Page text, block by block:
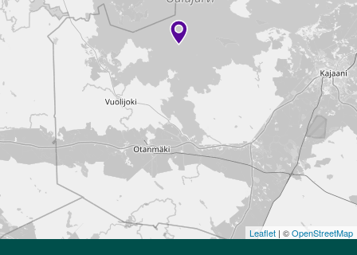
Leaflet | ©OpenStreetMap